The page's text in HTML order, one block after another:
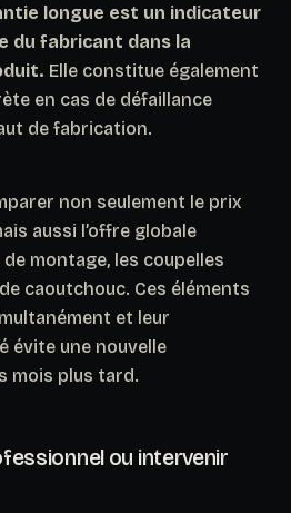
longue est un indicateur
du fabricant dans la
Elle constitue également
en cas de défaillance
de fabrication.
non seulement le prix
aussi l’offre globale
montage, les coupelles
caoutchouc. Ces éléments
et leur
évite une nouvelle
mois plus tard.
ou intervenir